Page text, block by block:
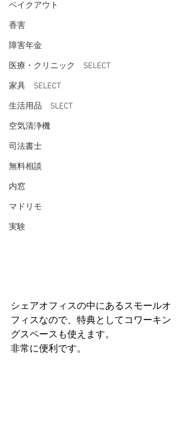
ベイクアウト
香害
障害年金
医療・クリニック SELECT
家具 SELECT
生活用品 SLECT
空気清浄機
司法書士
無料相談
内窓
マドリモ
実験
シェアオフィスの中にあるスモールオ
フィスなので、特典としてコワーキン
グスペースも使えます。
非常に便利です。